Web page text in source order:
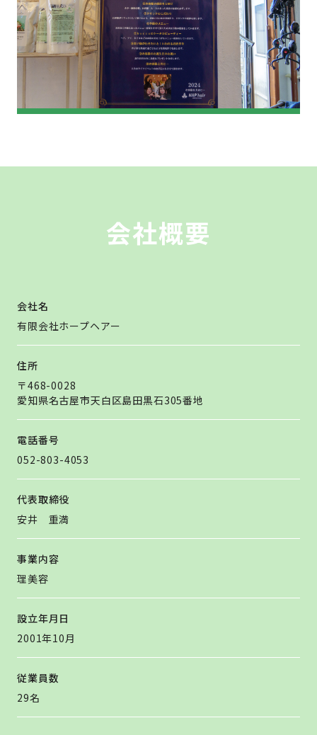
会社概要
会社名
有限会社ホープヘアー
住所
〒468-0028
愛知県名古屋市天白区島田黒石305番地
電話番号
052-803-4053
代表取締役
安井 重満
事業内容
理美容
設立年月日
2001年10月
従業員数
29名